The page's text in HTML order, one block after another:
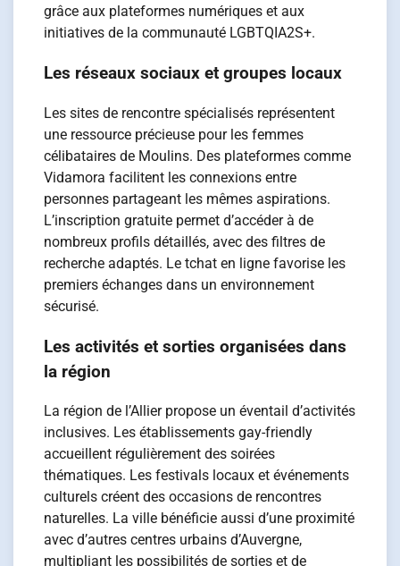
grâce aux plateformes numériques et aux
initiatives de la communauté LGBTQIA2S+.
Les réseaux sociaux et groupes locaux
Les sites de rencontre spécialisés représentent
une ressource précieuse pour les femmes
célibataires de Moulins. Des plateformes comme
Vidamora facilitent les connexions entre
personnes partageant les mêmes aspirations.
L’inscription gratuite permet d’accéder à de
nombreux profils détaillés, avec des filtres de
recherche adaptés. Le tchat en ligne favorise les
premiers échanges dans un environnement
sécurisé.
Les activités et sorties organisées dans
la région
La région de l’Allier propose un éventail d’activités
inclusives. Les établissements gay-friendly
accueillent régulièrement des soirées
thématiques. Les festivals locaux et événements
culturels créent des occasions de rencontres
naturelles. La ville bénéficie aussi d’une proximité
avec d’autres centres urbains d’Auvergne,
multipliant les possibilités de sorties et de